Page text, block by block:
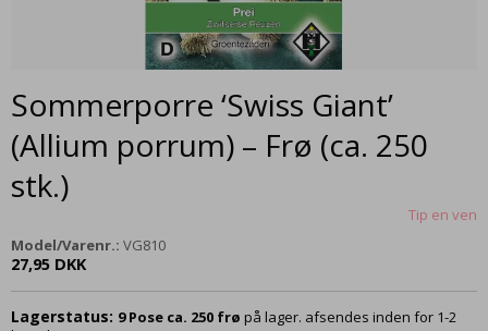
Sommerporre ‘Swiss Giant’
(Allium porrum) – Frø (ca. 250
stk.)
Tip en ven
Model/Varenr.: VG810
27,95 DKK
Lagerstatus: 9 Pose ca. 250 frø på lager. afsendes inden for 1-2